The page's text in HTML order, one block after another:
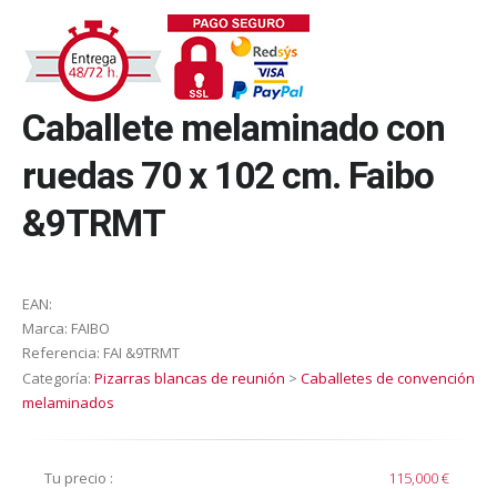
Caballete melaminado con
ruedas 70 x 102 cm. Faibo
&9TRMT
EAN:
Marca: FAIBO
Referencia: FAI &9TRMT
Categoría: Pizarras blancas de reunión > Caballetes de convención
melaminados
Tu precio :
115,000 €